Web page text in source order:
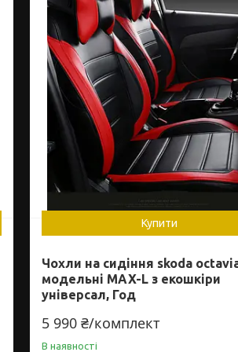
Купити
Чохли на сидіння skoda
модельні MAX-L з екошкіри
універсал, Год
5 990 ₴/комплект
В наявності